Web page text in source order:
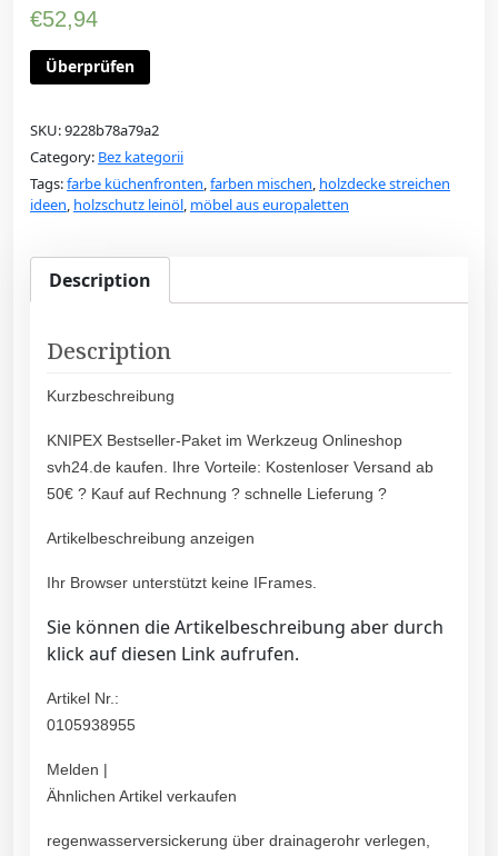
€52,94
Überprüfen
SKU:9228b78a79a2
Category: Bez kategorii
Tags:farbe küchenfronten,farben mischen, holzdecke streichen
ideen, holzschutz leinöl, möbel aus europaletten
Description
Description
Kurzbeschreibung
KNIPEX Bestseller-Paket im Werkzeug Onlineshop
svh24.de kaufen. Ihre Vorteile: Kostenloser Versand ab
50€ ? Kauf auf Rechnung ? schnelle Lieferung ?
Artikelbeschreibung anzeigen
Ihr Browser unterstützt keine IFrames.
Sie können die Artikelbeschreibung aber durch
klick auf diesen Link aufrufen.
Artikel Nr.:
0105938955
Melden |
Ähnlichen Artikel verkaufen
regenwasserversickerung über drainagerohr verlegen,